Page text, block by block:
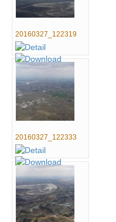
20160327_122319
20160327_122333